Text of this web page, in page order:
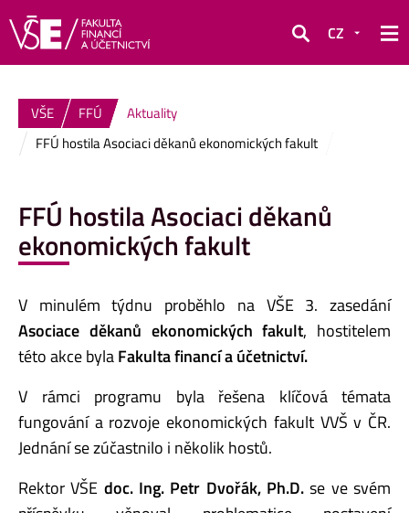
Hledat
CZ
VŠE FFÚ
Aktuality
FFÚ hostila Asociaci děkanů ekonomických fakult
FFÚ hostila Asociaci děkanů
ekonomických fakult
V minulém týdnu proběhlo na VŠE 3. zasedání
Asociace děkanů ekonomických fakult, hostitelem
této akce bylaFakulta financí a účetnictví.
V rámci programu byla řešena klíčová témata
fungování a rozvoje ekonomických fakult VVŠ v ČR.
Jednání se zúčastnilo i několik hostů.
Rektor VŠE doc. Ing. Petr Dvořák, Ph.D. se ve svém